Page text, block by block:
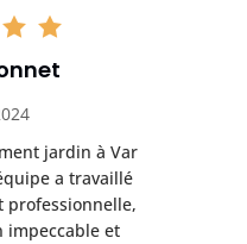
jardin à Var
a travaillé
professionnelle,
impeccable et